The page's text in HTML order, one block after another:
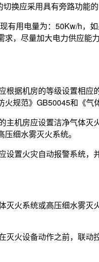
换应采用具有旁路功能
有用电量为：50Kw/h，
，尽量加大电力供应能力
根据机房的等级设置相应
火规范》GB50045和《
主机房应设置洁净气体
细水雾灭火系统。
设置火灾自动报警系统
灭火系统或高压细水雾
灭火设备动作之前，联